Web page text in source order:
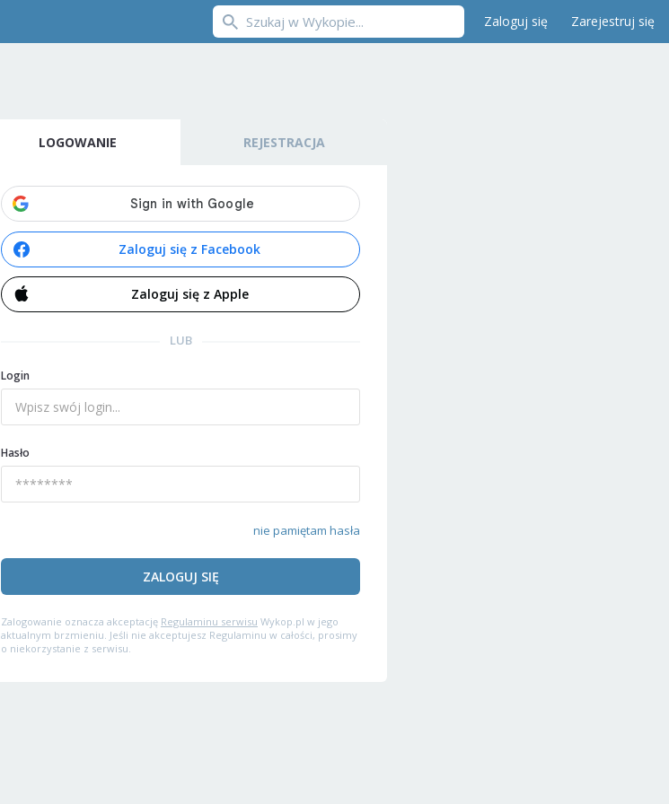
Zaloguj się Zarejestruj się
LOGOWANIE REJESTRACJA
Zaloguj się z Facebook
Zaloguj się z Apple
LUB
Login
Hasło
nie pamiętam hasła
ZALOGUJ SIĘ
Zalogowanie oznacza akceptację Regulaminu serwisu Wykop.pl w jego
aktualnym brzmieniu. Jeśli nie akceptujesz Regulaminu w całości, prosimy
o niekorzystanie z serwisu.